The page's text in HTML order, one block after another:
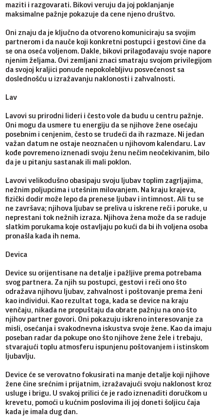
maziti i razgovarati. Bikovi veruju da joj poklanjanje
maksimalne pažnje pokazuje da cene njeno društvo.
Oni znaju da je ključno da otvoreno komuniciraju sa svojim
partnerom i da nauče koji konkretni postupci i gestovi čine da
se ona oseća voljenom. Dakle, bikovi prilagođavaju svoje napore
njenim željama. Ovi zemljani znaci smatraju svojom privilegijom
da svojoj kraljici ponude nepokolebljivu posvećenost sa
doslednošću u izražavanju naklonosti i zahvalnosti.
Lav
Lavovi su prirodni lideri i često vole da budu u centru pažnje.
Oni mogu da usmere tu energiju da se njihove žene osećaju
posebnim i cenjenim, često se trudeći da ih razmaze. Ni jedan
važan datum ne ostaje neoznačen u njihovom kalendaru. Lav
kođe povremeno iznenadi svoju ženu nečim neočekivanim, bilo
da je u pitanju sastanak ili mali poklon.
Lavovi velikodušno obasipaju svoju ljubav toplim zagrljajima,
nežnim poljupcima i utešnim milovanjem. Na kraju krajeva,
fizički dodir može lepo da prenese ljubav i intimnost. Ali tu se
ne završava; njihova ljubav se preliva u iskrene reči i poruke, u
neprestani tok nežnih izraza. Njihova žena može da se raduje
slatkim porukama koje ostavljaju po kući da bi ih voljena osoba
pronašla kada ih nema.
Devica
Device su orijentisane na detalje i pažljive prema potrebama
svog partnera. Za njih su postupci, gestovi i reči ono što
odražava njihovu ljubav, zahvalnost i poštovanje prema ženi
kao individui. Kao rezultat toga, kada se device na kraju
venčaju, nikada ne propuštaju da obrate pažnju na ono što
njihov partner govori. Oni pokazuju iskreno interesovanje za
misli, osećanja i svakodnevna iskustva svoje žene. Kao da imaju
poseban radar da pokupe ono što njihove žene žele i trebaju,
stvarajući toplu atmosferu ispunjenu poštovanjem i istinskom
ljubavlju.
Device će se verovatno fokusirati na manje detalje koji njihove
žene čine srećnim i prijatnim, izražavajući svoju naklonost kroz
usluge i brigu. U svakoj prilici će je rado iznenaditi doručkom u
krevetu, pomoći u kućnim poslovima ili joj doneti šoljicu čaja
kada je imala dug dan.